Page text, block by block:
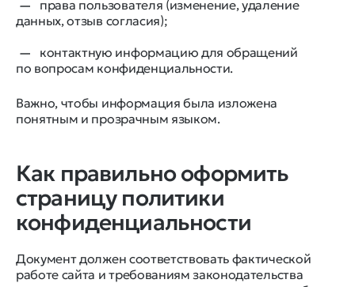
права пользователя (изменение, удаление
данных, отзыв согласия);
контактную информацию для обращений
по вопросам конфиденциальности.
Важно, чтобы информация была изложена
понятным и прозрачным языком.
Как правильно оформить
страницу политики
конфиденциальности
Документ должен соответствовать фактической
работе сайта и требованиям законодательства